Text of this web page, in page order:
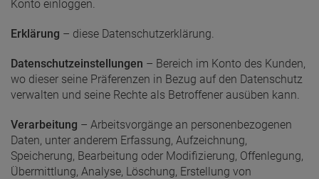
Konto einloggen.
Erklärung – diese Datenschutzerklärung.
Datenschutzeinstellungen – Bereich im Konto des Kunden,
wo dieser seine Präferenzen in Bezug auf den Datenschutz
verwalten und seine Rechte als Betroffener ausüben kann.
Verarbeitung – Arbeitsvorgänge an personenbezogenen
Daten, unter anderem Erfassung, Aufzeichnung,
Speicherung, Bearbeitung oder Modifizierung, Offenlegung,
Übermittlung, Analyse, Löschung, Erstellung von